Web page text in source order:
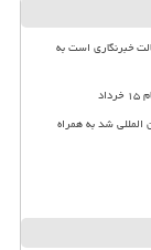
خبرنگاری است به
المللی شد به همراه